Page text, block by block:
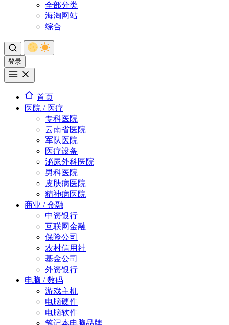
全部分类
海淘网站
综合
登录
首页
医院 / 医疗
专科医院
云南省医院
军队医院
医疗设备
泌尿外科医院
男科医院
皮肤病医院
精神病医院
商业 / 金融
中资银行
互联网金融
保险公司
农村信用社
基金公司
外资银行
电脑 / 数码
游戏主机
电脑硬件
电脑软件
笔记本电脑品牌